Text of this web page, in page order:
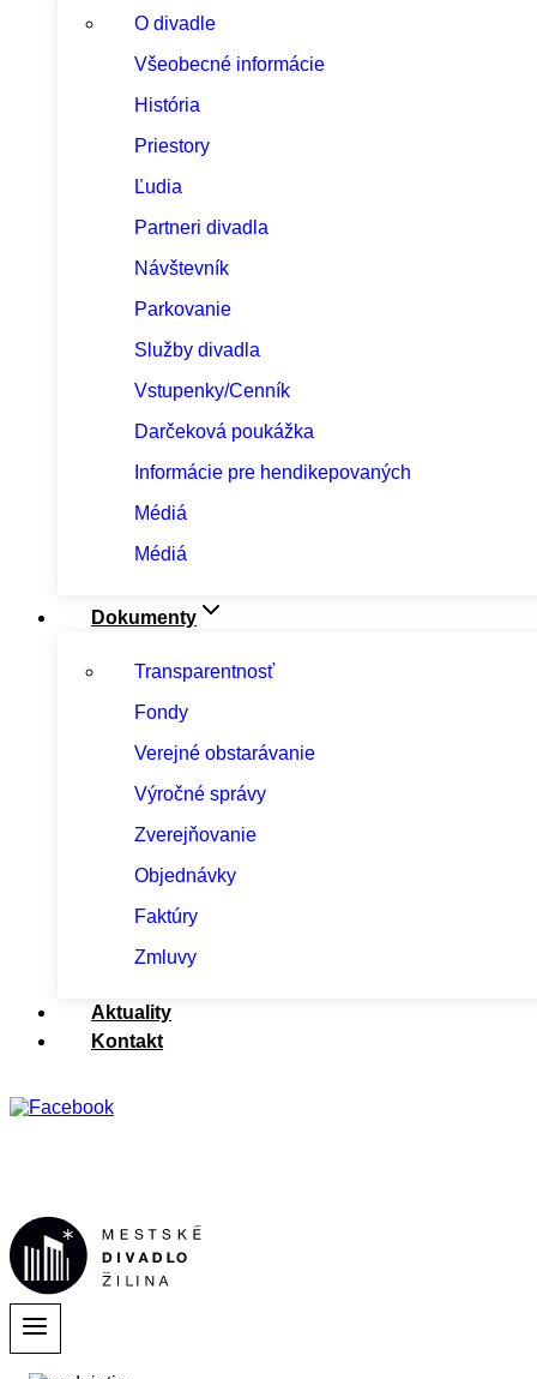
O divadle
Všeobecné informácie
História
Priestory
Ľudia
Partneri divadla
Návštevník
Parkovanie
Služby divadla
Vstupenky/Cenník
Darčeková poukážka
Informácie pre hendikepovaných
Médiá
Médiá
Dokumenty
Transparentnosť
Fondy
Verejné obstarávanie
Výročné správy
Zverejňovanie
Objednávky
Faktúry
Zmluvy
Aktuality
Kontakt